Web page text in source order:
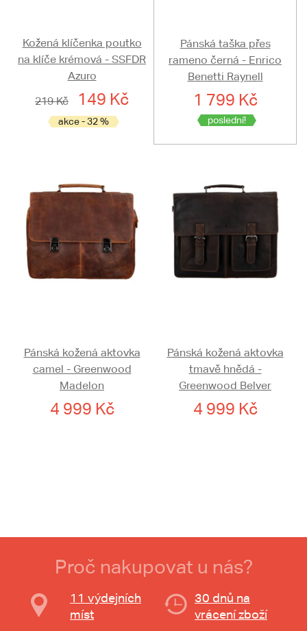
Kožená klíčenka poutko
na klíče krémová - SSFDR
Azuro
219 Kč
149 Kč
akce - 32 %
Pánská taška přes
rameno černá - Enrico
Benetti Raynell
1 799 Kč
poslední!
Pánská kožená aktovka
camel - Greenwood
Madelon
4 999 Kč
Pánská kožená aktovka
tmavě hnědá -
Greenwood Belver
4 999 Kč
Proč nakupovat u nás?
11 výdejních
míst
30 dnů na
vrácení zboží